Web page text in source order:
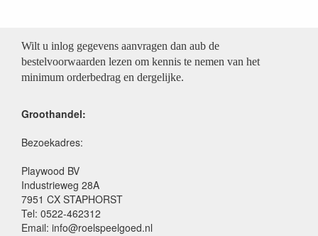
Wilt u inlog gegevens aanvragen dan aub de
bestelvoorwaarden lezen om kennis te nemen van het
minimum orderbedrag en dergelijke.
Groothandel:
Bezoekadres:
Playwood BV
Industrieweg 28A
7951 CX STAPHORST
Tel: 0522-462312
Email: info@roelspeelgoed.nl